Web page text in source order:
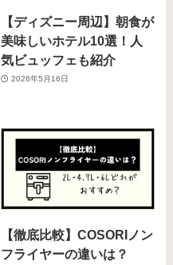
【ディズニー周辺】朝食が
美味しいホテル10選！人
気ビュッフェも紹介
2026年5月16日
【徹底比較】COSORIノン
フライヤーの違いは？